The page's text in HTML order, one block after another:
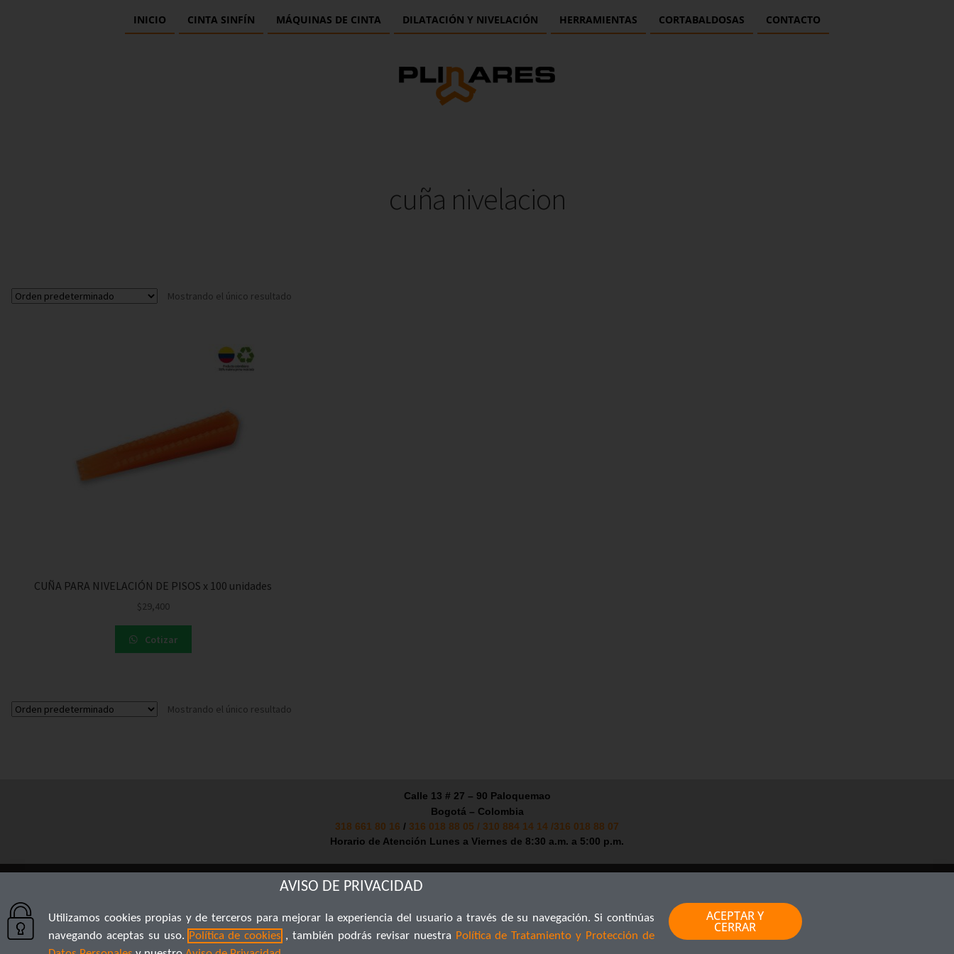
INICIO CINTA SINFÍN MÁQUINAS DE CINTA DILATACIÓN Y NIVELACIÓN HERRAMIENTAS CORTABALDOSAS CONTACTO
cuña nivelacion
Mostrando el único resultado
CUÑA PARA NIVELACIÓN DE PISOS x 100 unidades
$29,400
Cotizar
Mostrando el único resultado
Calle 13 # 27 – 90 Paloquemao
Bogotá – Colombia
318 661 80 16 / 316 018 88 05 / 310 884 14 14 /316 018 88 07
Horario de Atención Lunes a Viernes de 8:30 a.m. a 5:00 p.m.
© 2019 Plinares S.A.S – Todos los derechos reservados
Aviso Legal
AVISO DE PRIVACIDAD
Utilizamos cookies propias y de terceros para mejorar la experiencia del usuario a través de su navegación. Si continúas
navegando aceptas su uso. Política de cookies , también podrás revisar nuestra Política de Tratamiento y Protección de
ACEPTAR Y
CERRAR